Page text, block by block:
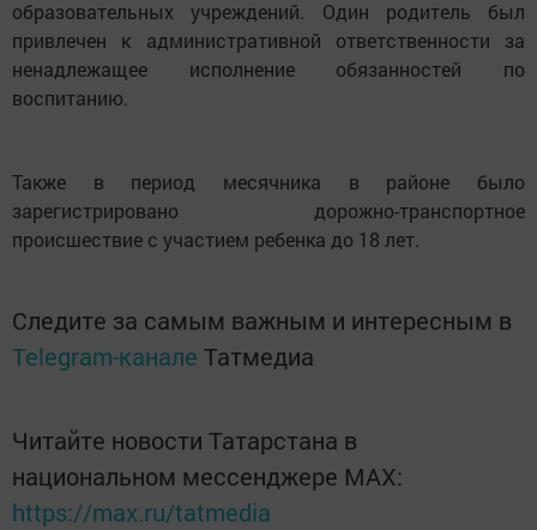
образовательных учреждений. Один родитель был
привлечен к административной ответственности за
ненадлежащее исполнение обязанностей по
воспитанию.
Также в период месячника в районе было
зарегистрировано дорожно-транспортное
происшествие с участием ребенка до 18 лет.
Следите за самым важным и интересным в
Telegram-канале Татмедиа
Читайте новости Татарстана в
национальном мессенджере MАХ:
https://max.ru/tatmedia